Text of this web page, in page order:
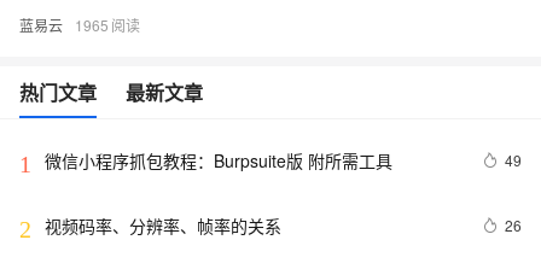
蓝易云 1965
热门文章 最新文章
1 微信小程序抓包教程：Burpsuite版 附所需工具 49
2 视频码率、分辨率、帧率的关系 26